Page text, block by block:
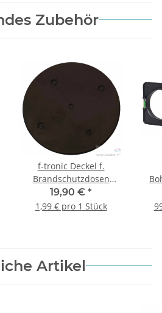
Zubehör
f-tronic Deckel f.
Brandschutzdosen
BS112, 10 Stück
19,90 € *
1,99 € pro 1 Stück
Artikel